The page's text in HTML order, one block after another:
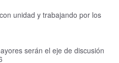
unidad y trabajando por los
serán el eje de discusión